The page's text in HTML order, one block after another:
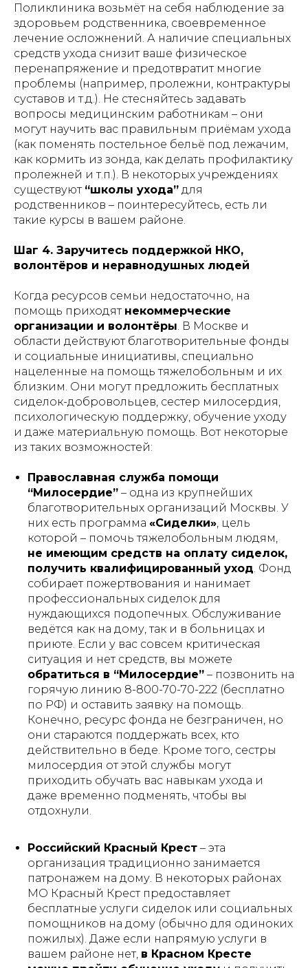
Поликлиника возьмёт на себя наблюдение за
здоровьем родственника, своевременное
лечение осложнений. А наличие специальных
средств ухода снизит ваше физическое
перенапряжение и предотвратит многие
проблемы (например, пролежни, контрактуры
суставов и т.д.). Не стесняйтесь задавать
вопросы медицинским работникам – они
могут научить вас правильным приёмам ухода
(как поменять постельное бельё под лежачим,
как кормить из зонда, как делать профилактику
пролежней и т.п.). В некоторых учреждениях
существуют “школы ухода” для
родственников – поинтересуйтесь, есть ли
такие курсы в вашем районе.
Шаг 4. Заручитесь поддержкой НКО,
волонтёров и неравнодушных людей
Когда ресурсов семьи недостаточно, на
помощь приходят некоммерческие
организации и волонтёры. В Москве и
области действуют благотворительные фонды
и социальные инициативы, специально
нацеленные на помощь тяжелобольным и их
близким. Они могут предложить бесплатных
сиделок-добровольцев, сестер милосердия,
психологическую поддержку, обучение уходу
и даже материальную помощь. Вот некоторые
из таких возможностей:
Православная служба помощи
“Милосердие” – одна из крупнейших
благотворительных организаций Москвы. У
них есть программа «Сиделки», цель
которой – помочь тяжелобольным людям,
не имеющим средств на оплату сиделок,
получить квалифицированный уход​. Фонд
собирает пожертвования и нанимает
профессиональных сиделок для
нуждающихся подопечных. Обслуживание
ведётся как на дому, так и в больницах и
приюте. Если у вас совсем критическая
ситуация и нет средств, вы можете
обратиться в “Милосердие” – позвонить на
горячую линию 8-800-70-70-222 (бесплатно
по РФ) и оставить заявку на помощь.
Конечно, ресурс фонда не безграничен, но
они стараются поддержать всех, кто
действительно в беде. Кроме того, сестры
милосердия от этой службы могут
приходить обучать вас навыкам ухода и
даже временно подменять, чтобы вы
отдохнули.
Российский Красный Крест – эта
организация традиционно занимается
патронажем на дому. В некоторых районах
МО Красный Крест предоставляет
бесплатные услуги сиделок или социальных
помощников на дому (обычно для одиноких
пожилых). Даже если напрямую услуги в
вашем районе нет, в Красном Кресте